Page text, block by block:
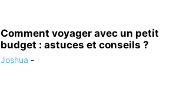
Comment voyager avec un petit
budget : astuces et conseils ?
Joshua -